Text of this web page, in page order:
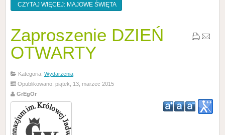
CZYTAJ WIĘCEJ: MAJOWE ŚWIĘTA
Zaproszenie DZIEŃ
OTWARTY
Kategoria: Wydarzenia
Opublikowano: piątek, 13, marzec 2015
GrEgOr